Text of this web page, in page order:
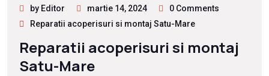
by Editor martie 14, 2024
0 Comments
Reparatii acoperisuri si montaj Satu-Mare
Reparatii acoperisuri si montaj
Satu-Mare